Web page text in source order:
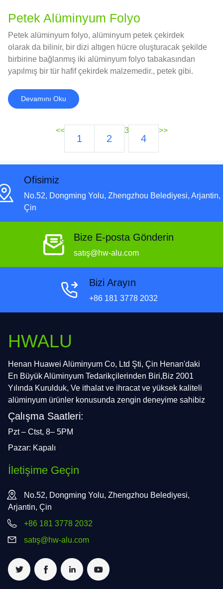
Petek Alüminyum Folyo
Petek alüminyum folyo, alüminyum petek çekirdek
olarak da bilinir, bir dizi altıgen hücre oluşturacak şekilde
birbirine bağlanmış iki alüminyum folyo tabakasından
yapılmış bir tür hafif çekirdek malzemedir., petek gibi.
Devamını Oku
<<
1 2
3
4
>>
Ofisimiz
No.52, Dongming Yolu, Zhengzhou Belediyesi, Arjantin,
Çin
Bize E-posta Gönderin
satış@hw-alu.com
Bizi Arayın
+86 181 3778 2032
HWALU
Henan Huawei Alüminyum Co, Ltd Şti, Çin Henan'daki
En Büyük Alüminyum Tedarikçilerinden Biri,Biz 2001
Yılında Kurulduk, Ve ithalat ve ihracat ve yüksek kaliteli
alüminyum ürünler konusunda zengin deneyime sahibiz
Çalışma Saatleri:
Pzt – Ctst, 8– 5PM
Pazar: Kapalı
İletişime Geçin
No.52, Dongming Yolu, Zhengzhou Belediyesi,
Arjantin, Çin
+86 181 3778 2032
satış@hw-alu.com